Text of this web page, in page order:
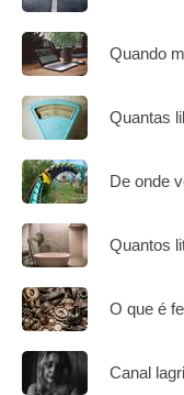
Quando
Quantas
De onde
Quantos
O que é
Canal